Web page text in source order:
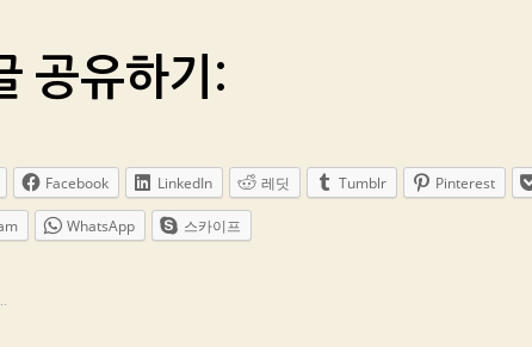
공유하기:
Facebook LinkedIn 레딧 Tumblr Pinterest
WhatsApp 스카이프